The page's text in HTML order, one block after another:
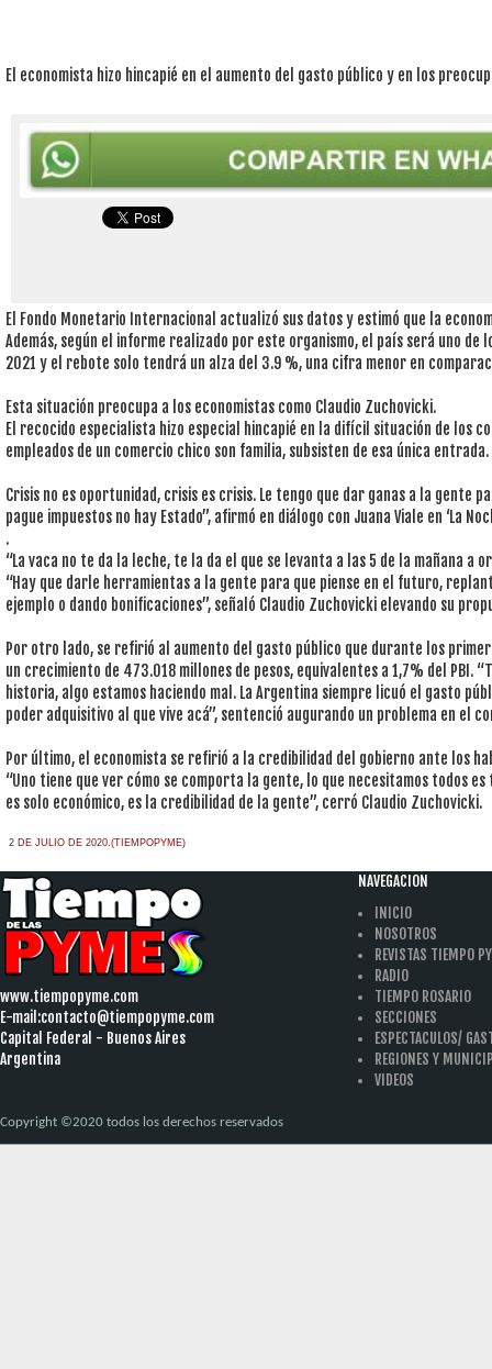
El economista hizo hincapié en el aumento del gasto público y en los
El Fondo Monetario Internacional actualizó sus datos y estimó que la
Además, según el informe realizado por este organismo, el país será uno
2021 y el rebote solo tendrá un alza del 3.9 %, una cifra menor en
Esta situación preocupa a los economistas como Claudio Zuchovicki.
El recocido especialista hizo especial hincapié en la difícil situación de los
empleados de un comercio chico son familia, subsisten de esa única entrada.
Crisis no es oportunidad, crisis es crisis. Le tengo que dar ganas a la gente
pague impuestos no hay Estado”, afirmó en diálogo con Juana Viale en ‘La
.
“La vaca no te da la leche, te la da el que se levanta a las 5 de la mañana a
“Hay que darle herramientas a la gente para que piense en el futuro,
ejemplo o dando bonificaciones”, señaló Claudio Zuchovicki elevando su
Por otro lado, se refirió al aumento del gasto público que durante los
un crecimiento de 473.018 millones de pesos, equivalentes a 1,7% del PBI.
historia, algo estamos haciendo mal. La Argentina siempre licuó el gasto
poder adquisitivo al que vive acá”, sentenció augurando un problema en el
Por último, el economista se refirió a la credibilidad del gobierno ante los
“Uno tiene que ver cómo se comporta la gente, lo que necesitamos todos
es solo económico, es la credibilidad de la gente”, cerró Claudio Zuchovicki.
2 DE JULIO DE 2020.(TIEMPOPYME)
www.tiempopyme.com
E-mail:contacto@tiempopyme.com
Capital Federal - Buenos Aires
Argentina
NAVEGACION
INICIO
NOSOTROS
REVISTAS TIEMPO
RADIO
TIEMPO ROSARIO
SECCIONES
ESPECTACULOS/
REGIONES Y
VIDEOS
Copyright ©2020 todos los derechos reservados